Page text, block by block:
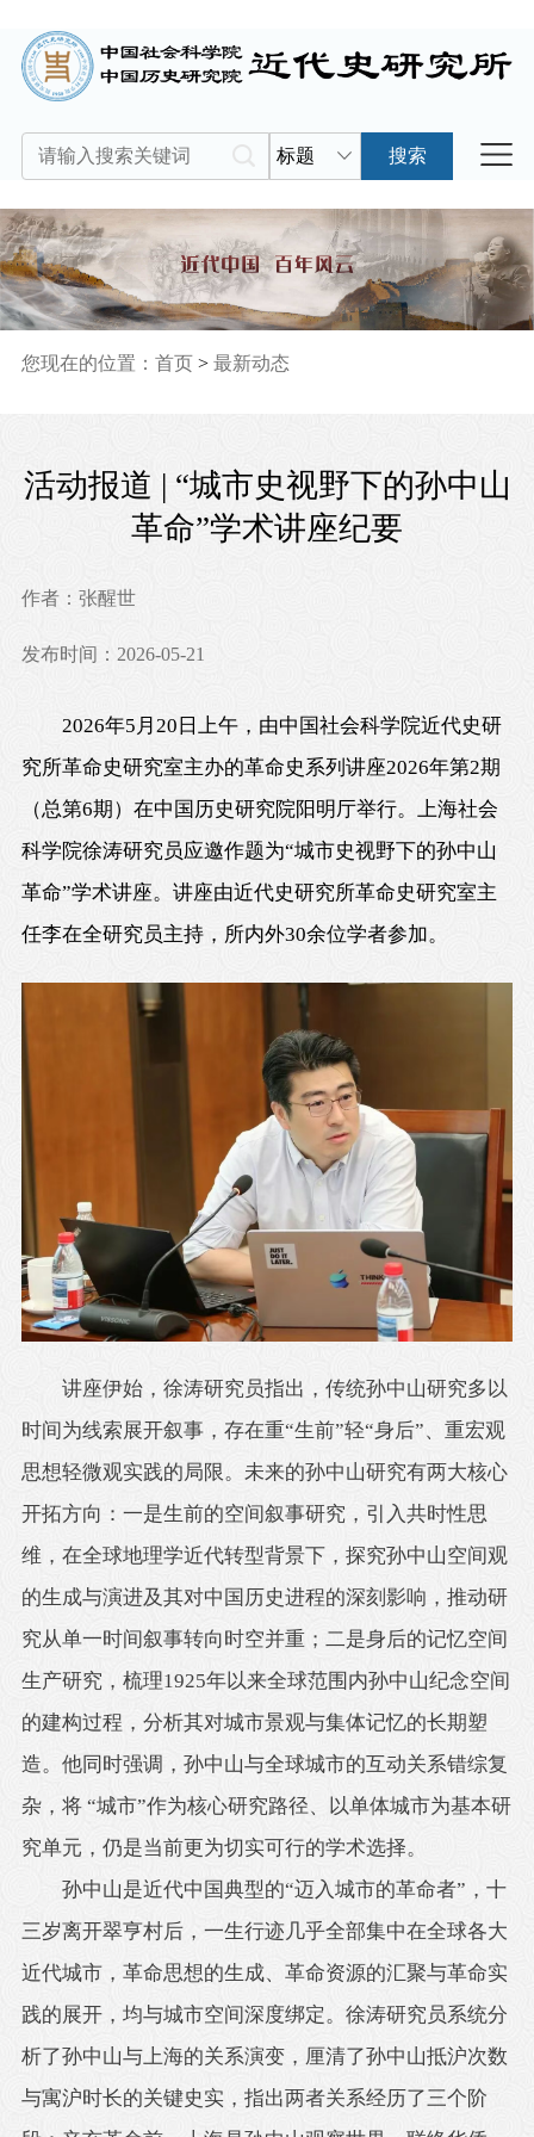
标题 搜索
您现在的位置： 首页> 最新动态
活动报道 | “城市史视野下的孙中山
革命”学术讲座纪要
作者：张醒世
发布时间：2026-05-21
2026年5月20日上午，由中国社会科学院近代史研
究所革命史研究室主办的革命史系列讲座2026年第2期
（总第6期）在中国历史研究院阳明厅举行。上海社会
科学院徐涛研究员应邀作题为“城市史视野下的孙中山
革命”学术讲座。讲座由近代史研究所革命史研究室主
任李在全研究员主持，所内外30余位学者参加。
讲座伊始，徐涛研究员指出，传统孙中山研究多以
时间为线索展开叙事，存在重“生前”轻“身后”、重宏观
思想轻微观实践的局限。未来的孙中山研究有两大核心
开拓方向：一是生前的空间叙事研究，引入共时性思
维，在全球地理学近代转型背景下，探究孙中山空间观
的生成与演进及其对中国历史进程的深刻影响，推动研
究从单一时间叙事转向时空并重；二是身后的记忆空间
生产研究，梳理1925年以来全球范围内孙中山纪念空间
的建构过程，分析其对城市景观与集体记忆的长期塑
造。他同时强调，孙中山与全球城市的互动关系错综复
杂，将 “城市”作为核心研究路径、以单体城市为基本研
究单元，仍是当前更为切实可行的学术选择。
孙中山是近代中国典型的“迈入城市的革命者”，十
三岁离开翠亨村后，一生行迹几乎全部集中在全球各大
近代城市，革命思想的生成、革命资源的汇聚与革命实
践的展开，均与城市空间深度绑定。徐涛研究员系统分
析了孙中山与上海的关系演变，厘清了孙中山抵沪次数
与寓沪时长的关键史实，指出两者关系经历了三个阶